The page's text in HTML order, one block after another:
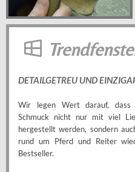
DETAILGETREU UND
Wir legen Wert darauf, dass
Schmuck nicht nur mit viel
hergestellt werden, sondern
rund um Pferd und Reiter
Bestseller.